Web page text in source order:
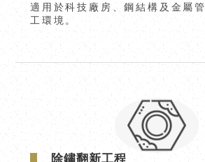
適用於科技廠房、鋼結構及金屬
工環境。
除鏽翻新工程